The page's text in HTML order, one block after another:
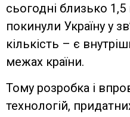
сьогодні близько 1,5
покинули Україну у
кількість – є
межах країни.
Тому розробка і
технологій,